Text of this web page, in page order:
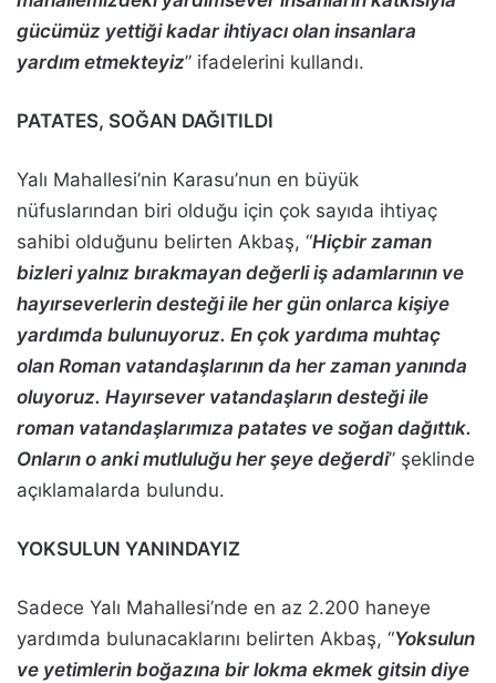
gücümüz yettiği kadar ihtiyacı olan insanlara
yardım etmekteyiz” ifadelerini kullandı.
PATATES, SOĞAN DAĞITILDI
Yalı Mahallesi’nin Karasu’nun en büyük
nüfuslarından biri olduğu için çok sayıda ihtiyaç
sahibi olduğunu belirten Akbaş, “Hiçbir zaman
bizleri yalnız bırakmayan değerli iş adamlarının ve
hayırseverlerin desteği ile her gün onlarca kişiye
yardımda bulunuyoruz. En çok yardıma muhtaç
olan Roman vatandaşlarının da her zaman yanında
oluyoruz. Hayırsever vatandaşların desteği ile
roman vatandaşlarımıza patates ve soğan dağıttık.
Onların o anki mutluluğu her şeye değerdi” şeklinde
açıklamalarda bulundu.
YOKSULUN YANINDAYIZ
Sadece Yalı Mahallesi’nde en az 2.200 haneye
yardımda bulunacaklarını belirten Akbaş, “Yoksulun
ve yetimlerin boğazına bir lokma ekmek gitsin diye